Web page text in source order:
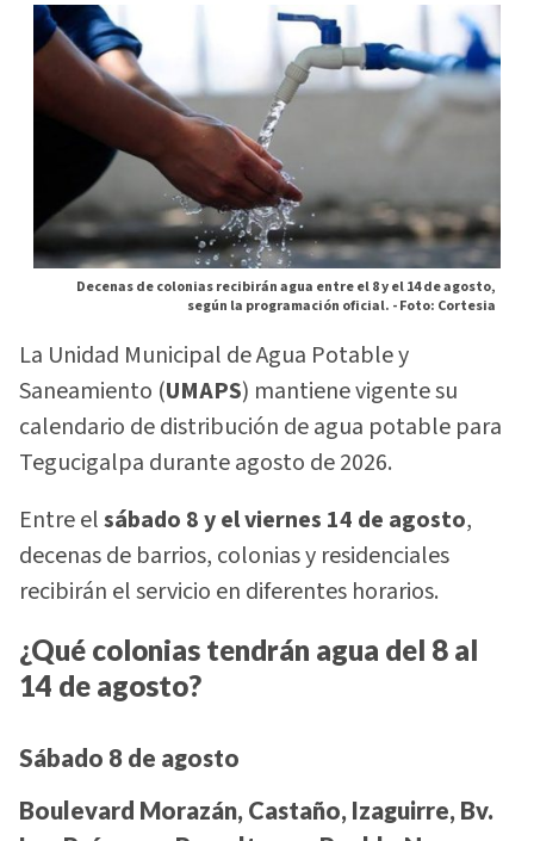
Decenas de colonias recibirán agua entre el 8 y el 14 de agosto,
según la programación oficial. -Foto: Cortesia
La Unidad Municipal de Agua Potable y
Saneamiento (UMAPS) mantiene vigente su
calendario de distribución de agua potable para
Tegucigalpa durante agosto de 2026.
Entre elsábado 8 y el viernes 14 de agosto,
decenas de barrios, colonias y residenciales
recibirán el servicio en diferentes horarios.
¿Qué colonias tendrán agua del 8 al
14 de agosto?
Sábado 8 de agosto
Boulevard Morazán, Castaño, Izaguirre, Bv.